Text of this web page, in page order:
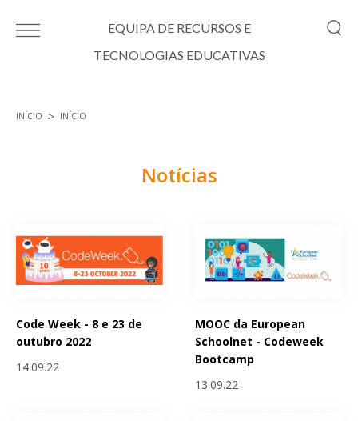
EQUIPA DE RECURSOS E
TECNOLOGIAS EDUCATIVAS
INÍCIO INÍCIO
Notícias
Code Week - 8 e 23 de
outubro 2022
14.09.22
MOOC da European
Schoolnet - Codeweek
Bootcamp
13.09.22
Páginas